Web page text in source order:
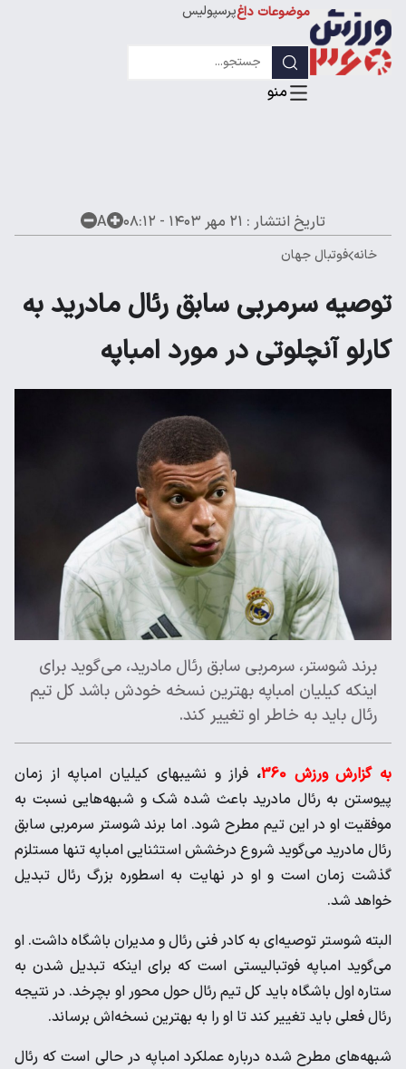
موضوعات داغپرسپولیس
لیگ قهرمانان
تاریخ انتشار : ۲۱ مهر ۱۴۰۳ - ۰۸:۱۲ A
خانه فوتبال جهان
توصیه سرمربی سابق رئال مادرید به
کارلو آنچلوتی در مورد امباپه
برند شوستر، سرمربی سابق رئال مادرید، می‌گوید برای
اینکه کیلیان ‌امباپه بهترین نسخه خودش باشد کل تیم
رئال باید به خاطر او تغییر ‌کند. ‌
به گزارش ورزش 360 ، فراز و نشیبهای کیلیان امباپه از زمان
پیوستن ‌به رئال مادرید باعث شده شک و شبهه‌هایی نسبت به
موفقیت او ‌در این تیم مطرح شود. اما برند شوستر سرمربی سابق
رئال مادرید ‌می‌گوید شروع درخشش استثنایی امباپه تنها مستلزم
گذشت زمان ‌است و او در نهایت به اسطوره بزرگ رئال تبدیل
خواهد شد. ‌
البته شوستر توصیه‌ای به کادر فنی رئال و مدیران باشگاه داشت. او
‌می‌گوید امباپه فوتبالیستی است که برای اینکه تبدیل شدن به
ستاره ‌اول باشگاه باید کل تیم رئال حول محور او بچرخد. در نتیجه
رئال ‌فعلی باید تغییر کند تا او را به بهترین نسخه‌اش برساند. ‌
شبهه‌های مطرح شده درباره عملکرد امباپه در حالی است که رئال